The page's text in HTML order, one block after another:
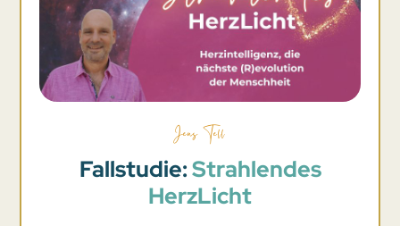
Jens Tell
Fallstudie:Strahlendes
HerzLicht